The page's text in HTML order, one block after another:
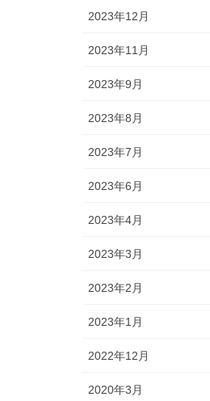
2023年12月
2023年11月
2023年9月
2023年8月
2023年7月
2023年6月
2023年4月
2023年3月
2023年2月
2023年1月
2022年12月
2020年3月